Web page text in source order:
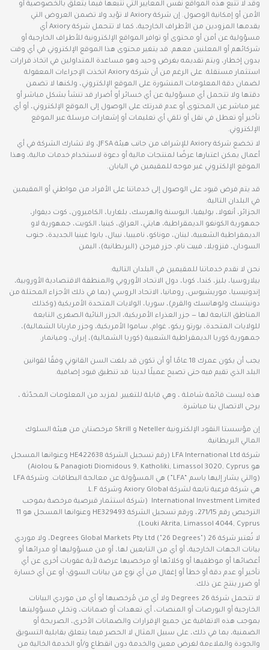
وقد لا تتبع هذه المواقع نفس المعايير التي نتبعها فيما يتعلق بالخصوصية أو
الأمن أو إمكانية الوصول. إن شركة Axiory لا تؤيد ولا تضمن العروض التي
يقدمها المزودين من الأطراف الخارجية، كما لا تتحمل شركة Axiory أي
مسؤولية عن أمن أو محتوى أو توافر المواقع الإلكترونية للأطراف الخارجية أو
شركائهم أو المعلنين معهم. قد يتغير محتوى هذا الموقع الإلكتروني في أي وقت
بدون إخطار، ويتم تقديمه بغرض وحيد وهو مساعدة المتداولين في اتخاذ قرارات
استثمار مستقلة. على الرغم من أن شركة Axiory اتخذت الإجراءات المعقولة
لضمان دقة المعلومات المنشورة على الموقع الإلكتروني، ولكنها لا تضمن
دقتها ولا تتحمل أي مسؤولية عن أي خسائر أو أضرار قد تنشأ بشكل مباشر أو
غير مباشر عن المحتوى أو عدم قدرتك على الوصول إلى الموقع الإلكتروني، أو أي
تأخير أو تعطل في نقل أو تلقي أي تعليمات أو إشعارات مرسلة عبر الموقع
الإلكتروني.
لا تخضع شركة Axiory للإشراف من جانب هيئة JFSA، ولا تشارك الشركة في أي
أعمال يمكن اعتبارها عرضًا لمنتجات مالية أو دعوة لاستخدام خدمات مالية، وهذا
الموقع الإلكتروني غير موجه للمقيمين في اليابان.
قد يتم فرض قيود على الوصول إلى خدماتنا على الأفراد من مواطني أو المقيمين
في البلدان التالية:
الجزائر، أنغولا، بوليفيا، البوسنة والهرسك، بلغاريا، الكاميرون، كوت ديفوار،
جمهورية الكونغو الديمقراطية، هايتي، العراق، كينيا، الكويت، جمهورية لاو
الديمقراطية الشعبية، لبنان، موناكو، ناميبيا، نيبال، بابوا غينيا الجديدة، جنوب
السودان، فنزويلا، فييت نام، جزر فيرجن (البريطانية)، اليمن
نحن لا نقدم خدماتنا للمقيمين في البلدان التالية:
بيلاروسيا، بليز، كندا، كوبا، دول الاتحاد الأوروبي والمنطقة الاقتصادية الأوروبية،
إندونيسيا، موريشيوس، رومانيا، الاتحاد الروسي (بما في ذلك الأجزاء المحتلة من
دونيتسك ولوهانسك والقرم)، سوريا، الولايات المتحدة الأمريكية (وكذلك
المناطق التابعة لها — جزر العذراء الأمريكية، الجزر النائية الصغرى التابعة
للولايات المتحدة، بورتو ريكو، غوام، ساموا الأمريكية، وجزر ماريانا الشمالية)،
جمهورية كوريا الديمقراطية الشعبية (كوريا الشمالية)، إيران، وميانمار.
يجب أن يكون عمرك 18 عامًا أو أن تكون قد بلغت السن القانوني وفقًا لقوانين
البلد الذي تقيم فيه حتى تصبح عميلًا لدينا. قد تنطبق قيود إضافية.
هذه ليست قائمة شاملة ، وهي قابلة للتغيير. لمزيد من المعلومات المحدّثة ،
يرجى الاتصال بنا مباشرة.
إن مؤسستا النقود الإلكترونية Neteller و Skrill مرخصتان من هيئة السلوك
المالي البريطانية.
شركة LFA International Ltd (رقم تسجيل الشركة HE422638 وعنوانها المسجل
هو Aiolou & Panagioti Diomidous 9, Katholiki, Limassol 3020, Cyprus)
(والتي يشار إليها باسم “LFA”) هي المسؤولة عن معالجة البطاقات. وشركة LFA
هي شركة فرعية تابعة لشركة Axiory Global وشركة L.F.
International Investment Limited (شركة استثمار قبرصية مرخصة بموجب
الترخيص رقم 271/15، ورقم تسجيل الشركة HE329493 وعنوانها المسجل هو 11
Louki Akrita, Limassol 4044, Cyprus).
لا تُعتبر شركة 26 Degrees Global Markets Pty Ltd ("26 Degrees")، ولا موردي
بيانات الجهات الخارجية، أو أي من التابعين لها، أو من مسؤوليها أو مدرائها أو
أعضائها أو موظفيها أو وكلائها أو مرخصيها عرضة لأية عقوبات أخرى عن أي
تأخير أو عدم دقة أو خطأ أو إغفال من أي نوع من بيانات السوق؛ أو عن أي خسارة
أو ضرر ينتج عن ذلك.
لا تتحمل شركة 26 Degrees ولا أي من مُرخصيها أو أي من موردي البيانات
الخارجية أو البورصات أو المنصات، أي تعهدات أو ضمانات، وتخلي مسؤوليتها
بموجب هذه الاتفاقية عن جميع الإقرارات والضمانات الأخرى، الصريحة أو
الضمنية، بما في ذلك، على سبيل المثال لا الحصر فيما يتعلق بقابلية التسويق
والجودة والملاءمة لغرض معين والخدمة دون انقطاع و/أو الخدمة الخالية من